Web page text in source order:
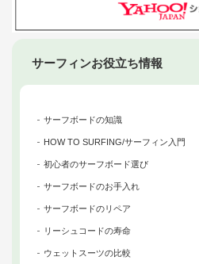
サーフィンお役立ち情報
サーフボードの知識
HOW TO SURFING/サーフィン入門
初心者のサーフボード選び
サーフボードのお手入れ
サーフボードのリペア
リーシュコードの寿命
ウェットスーツの比較